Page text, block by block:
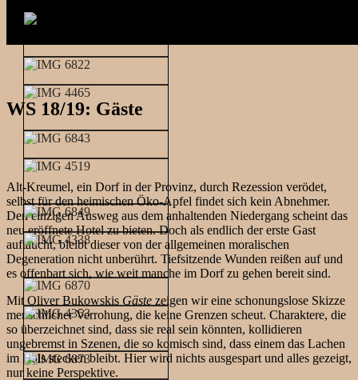
WS 18/19: Gäste
Alt-Kreumel, ein Dorf in der Provinz, durch Rezession verödet,
selbst für den heimischen Öko-Apfel findet sich kein Abnehmer.
Den einzigen Ausweg aus dem anhaltenden Niedergang scheint das
neu eröffnete Hotel zu bieten. Doch als endlich der erste Gast
auftaucht, bleibt dieser von der allgemeinen moralischen
Degeneration nicht unberührt. Tiefsitzende Wunden reißen auf und
es offenbart sich, wie weit manche im Dorf zu gehen bereit sind.
Mit Oliver Bukowskis Gäste zeigen wir eine schonungslose Skizze
menschlicher Verrohung, die keine Grenzen scheut. Charaktere, die
so überzeichnet sind, dass sie real sein könnten, kollidieren
ungebremst in Szenen, die so komisch sind, dass einem das Lachen
im Hals stecken bleibt. Hier wird nichts ausgespart und alles gezeigt,
nur keine Perspektive.